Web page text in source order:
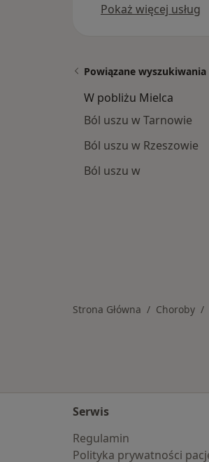
Pokaż więcej usług
Powiązane wyszukiwania
W pobliżu Mielca
Ból uszu w Tarnowie
Ból uszu w Rzeszowie
Ból uszu w
Strona Główna Choroby
Serwis
Regulamin
Polityka prywatności